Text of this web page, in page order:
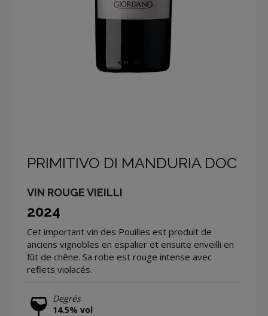
PRIMITIVO DI MANDURIA DOC
VIN ROUGE VIEILLI
2024
Cet important vin des Pouilles est produit de
anciens vignobles en espalier et ensuite enveilli en
fût de chêne. Sa robe est rouge intense avec
reflets violacés.
Degrés
14.5% vol